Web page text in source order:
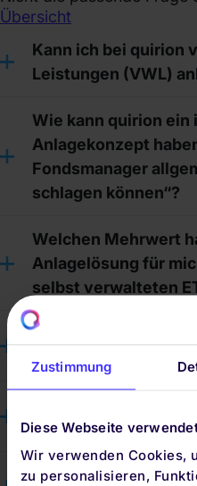
Zustimmung
Diese Webseite
Wir verwenden Cookies,
zu personalisieren,
Übersicht
Kann ich bei quirion
Leistungen (VWL)
Wie kann quirion
Anlagekonzept
Fondsmanager
schlagen können“?
Welchen Mehrwert
Anlagelösung für
selbst verwalteten
Wo finde ich die
Verzeichnis?
quirion geführt?
Kann ich mehrere